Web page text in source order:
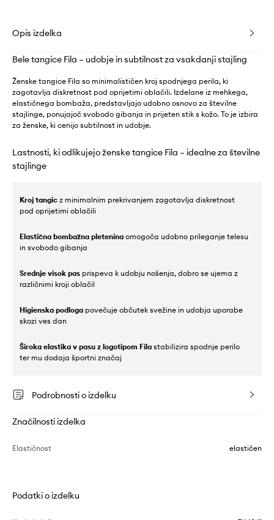
Opis izdelka
Bele tangice Fila – udobje in subtilnost za vsakdanji stajling
Ženske tangice Fila so minimalističen kroj spodnjega perila, ki
zagotavlja diskretnost pod oprijetimi oblačili. Izdelane iz mehkega,
elastičnega bombaža, predstavljajo udobno osnovo za številne
stajlinge, ponujajoč svobodo gibanja in prijeten stik s kožo. To je izbira
za ženske, ki cenijo subtilnost in udobje.
Lastnosti, ki odlikujejo ženske tangice Fila – idealne za številne
stajlinge
Kroj tangic z minimalnim prekrivanjem zagotavlja diskretnost
pod oprijetimi oblačili
Elastična bombažna pletenina omogoča udobno prileganje telesu
in svobodo gibanja
Srednje visok pas prispeva k udobju nošenja, dobro se ujema z
različnimi kroji oblačil
Higienska podloga povečuje občutek svežine in udobja uporabe
skozi ves dan
Široka elastika v pasu z logotipom Fila stabilizira spodnje perilo
ter mu dodaja športni značaj
Podrobnosti o izdelku
Značilnosti izdelka
Elastičnost elastičen
Podatki o izdelku